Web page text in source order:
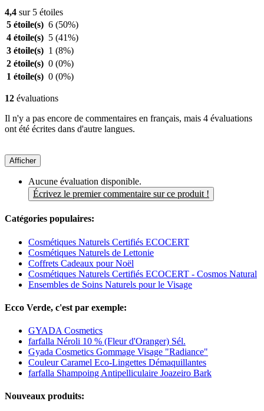
4,4 sur 5 étoiles
5 étoile(s) 6 (50%)
4 étoile(s) 5 (41%)
3 étoile(s) 1 (8%)
2 étoile(s) 0 (0%)
1 étoile(s) 0 (0%)
12 évaluations
Il n'y a pas encore de commentaires en français, mais 4 évaluations
ont été écrites dans d'autre langues.
Afficher
Aucune évaluation disponible.
Écrivez le premier commentaire sur ce produit !
Catégories populaires:
Cosmétiques Naturels Certifiés ECOCERT
Cosmétiques Naturels de Lettonie
Coffrets Cadeaux pour Noël
Cosmétiques Naturels Certifiés ECOCERT - Cosmos Natural
Ensembles de Soins Naturels pour le Visage
Ecco Verde, c'est par exemple:
GYADA Cosmetics
farfalla Néroli 10 % (Fleur d'Oranger) Sél.
Gyada Cosmetics Gommage Visage "Radiance"
Couleur Caramel Eco-Lingettes Démaquillantes
farfalla Shampoing Antipelliculaire Joazeiro Bark
Nouveaux produits: